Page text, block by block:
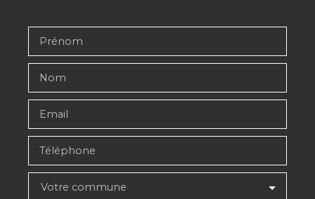
Prénom
Nom
Email
Téléphone
Votre commune